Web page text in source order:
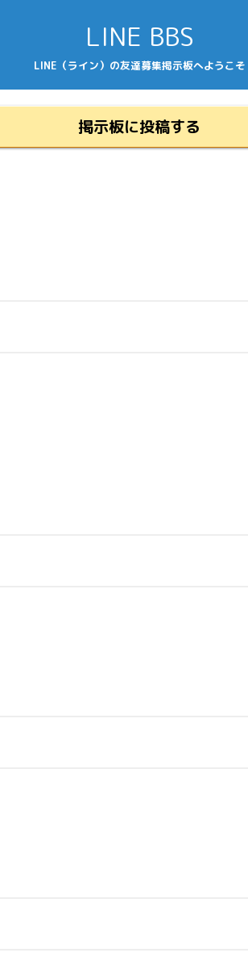
LINE BBS
LINE（ライン）の友達募集掲示板へようこそ
掲示板に投稿する